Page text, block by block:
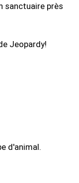
sanctuaire près
d'animal.